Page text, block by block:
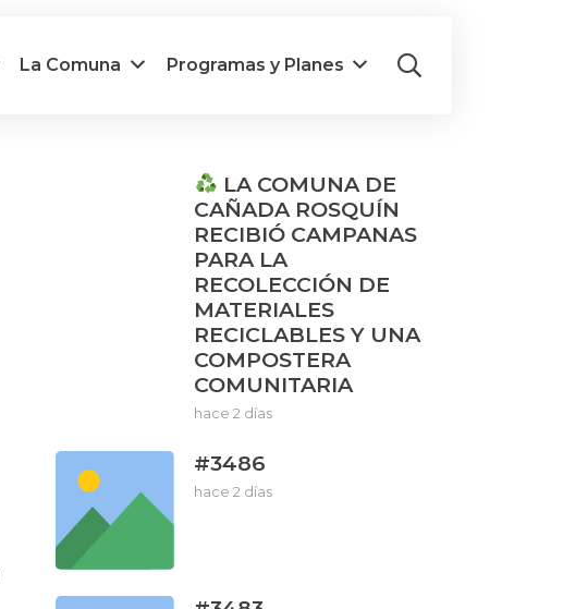
La Comuna Programas y Planes
LA COMUNA DE
CAÑADA ROSQUÍN
RECIBIÓ CAMPANAS
PARA LA
RECOLECCIÓN DE
MATERIALES
RECICLABLES Y UNA
COMPOSTERA
COMUNITARIA
hace 2 días
#3486
hace 2 días